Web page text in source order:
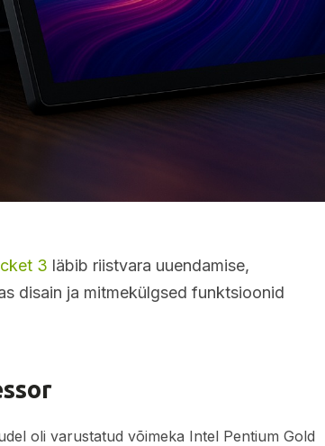
3 läbib riistvara uuendamise,
disain ja mitmekülgsed funktsioonid
oli varustatud võimeka Intel Pentium Gold